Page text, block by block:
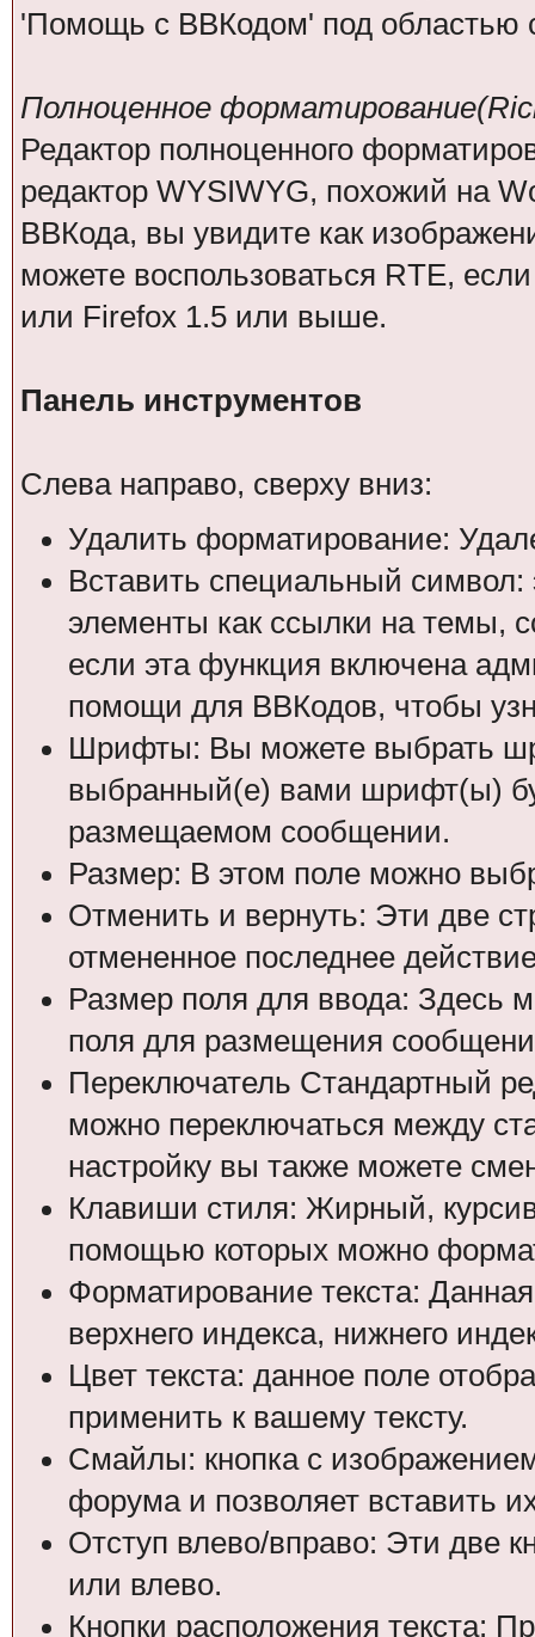
'Помощь с BBКодом' под областью
Полноценное
Редактор полноценного
редактор WYSIWYG, похожий на
ВВКода, вы увидите как
можете воспользоваться RTE,
или Firefox 1.5 или выше.
Панель инструментов
Слева направо, сверху вниз:
Удалить форматирование:
Вставить специальный символ:
элементы как ссылки на темы,
если эта функция включена
помощи для ВВКодов, чтобы
Шрифты: Вы можете выбрать
выбранный(е) вами шрифт(ы)
размещаемом сообщении.
Размер: В этом поле можно
Отменить и вернуть: Эти две
отмененное последнее
Размер поля для ввода: Здесь
поля для размещения
Переключатель Стандартный
можно переключаться между
настройку вы также можете
Клавиши стиля: Жирный,
помощью которых можно
Форматирование текста:
верхнего индекса, нижнего
Цвет текста: данное поле
применить к вашему тексту.
Смайлы: кнопка с
форума и позволяет вставить
Отступ влево/вправо: Эти две
или влево.
Кнопки расположения текста: